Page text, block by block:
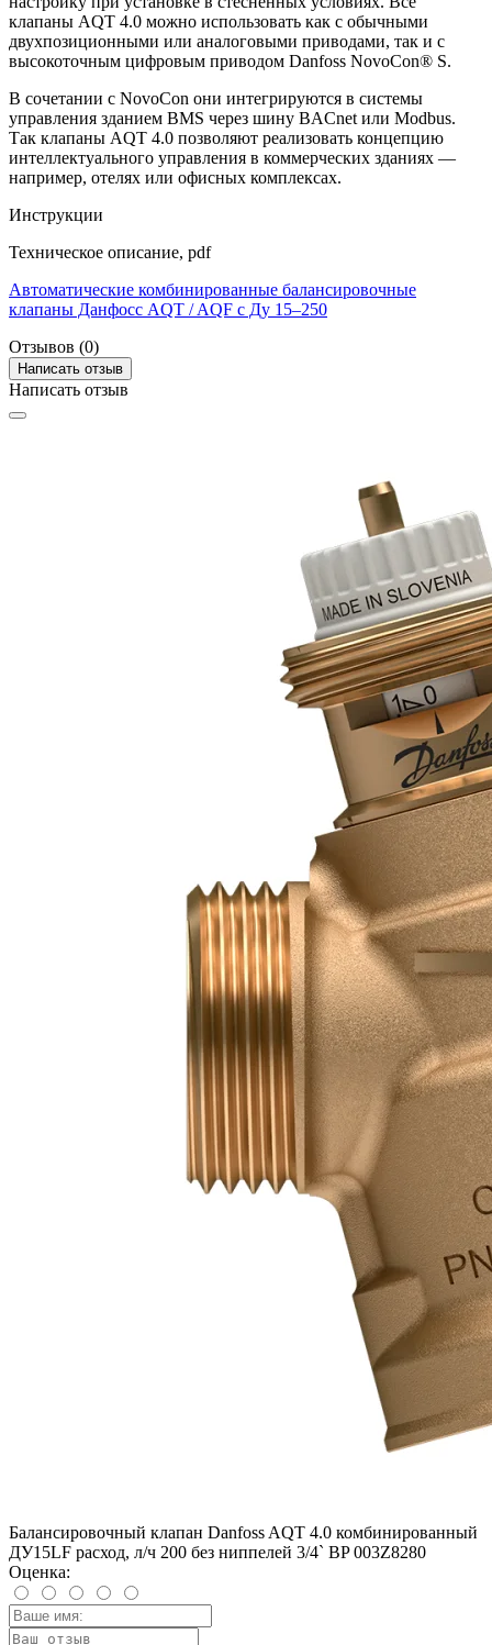
клапаны AQT 4.0 можно использовать как с обычными
двухпозиционными или аналоговыми приводами, так и с
высокоточным цифровым приводом Danfoss NovoCon® S.
В сочетании с NovoCon они интегрируются в системы
управления зданием BMS через шину BACnet или Modbus.
Так клапаны AQT 4.0 позволяют реализовать концепцию
интеллектуального управления в коммерческих зданиях —
например, отелях или офисных комплексах.
Инструкции
Техническое описание, pdf
Автоматические комбинированные балансировочные
клапаны Данфосс AQT / AQF c Ду 15–250
Отзывов (0)
Написать отзыв
Написать отзыв
Балансировочный клапан Danfoss AQT 4.0 комбинированный
ДУ15LF расход, л/ч 200 без ниппелей 3/4` BP 003Z8280
Оценка: